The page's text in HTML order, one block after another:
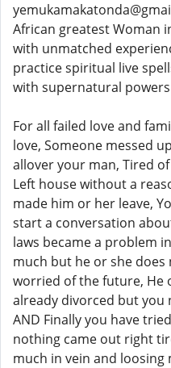
African greatest Woman
with unmatched
practice spiritual live
with supernatural powers
For all failed love and
love, Someone messed
allover your man, Tired
Left house without a
made him or her leave,
start a conversation
laws became a problem
much but he or she does
worried of the future, He
already divorced but you
AND Finally you have
nothing came out right
much in vein and loosing